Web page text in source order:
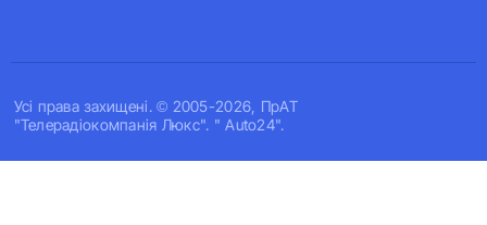
Усi права захищенi. © 2005-2026, ПрАТ
"Телерадіокомпанія Люкс". " Auto24".